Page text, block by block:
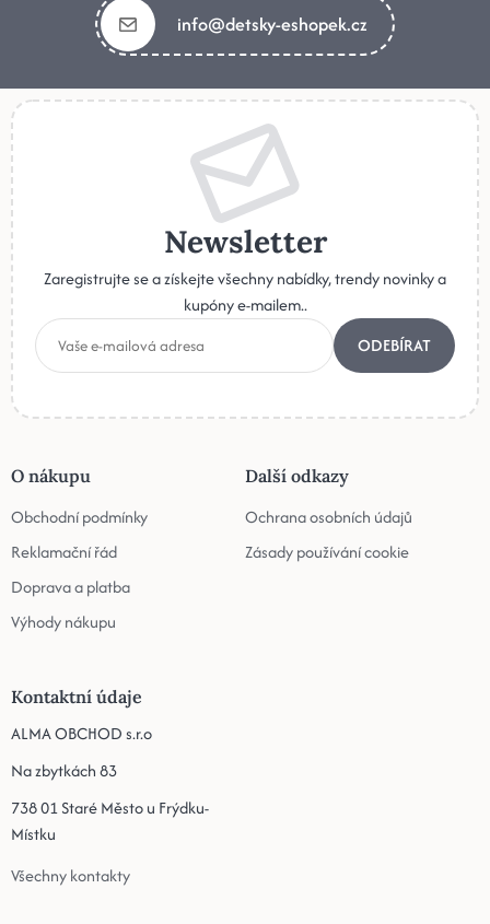
info@detsky-eshopek.cz
Newsletter
Zaregistrujte se a získejte všechny nabídky, trendy novinky a
kupóny e-mailem..
ODEBÍRAT
O nákupu
Obchodní podmínky
Reklamační řád
Doprava a platba
Výhody nákupu
Další odkazy
Ochrana osobních údajů
Zásady používání cookie
Kontaktní údaje
ALMA OBCHOD s.r.o
Na zbytkách 83
738 01 Staré Město u Frýdku-
Místku
Všechny kontakty